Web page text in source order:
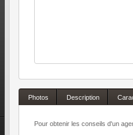
Photos Description
Pour obtenir les conseils d'un